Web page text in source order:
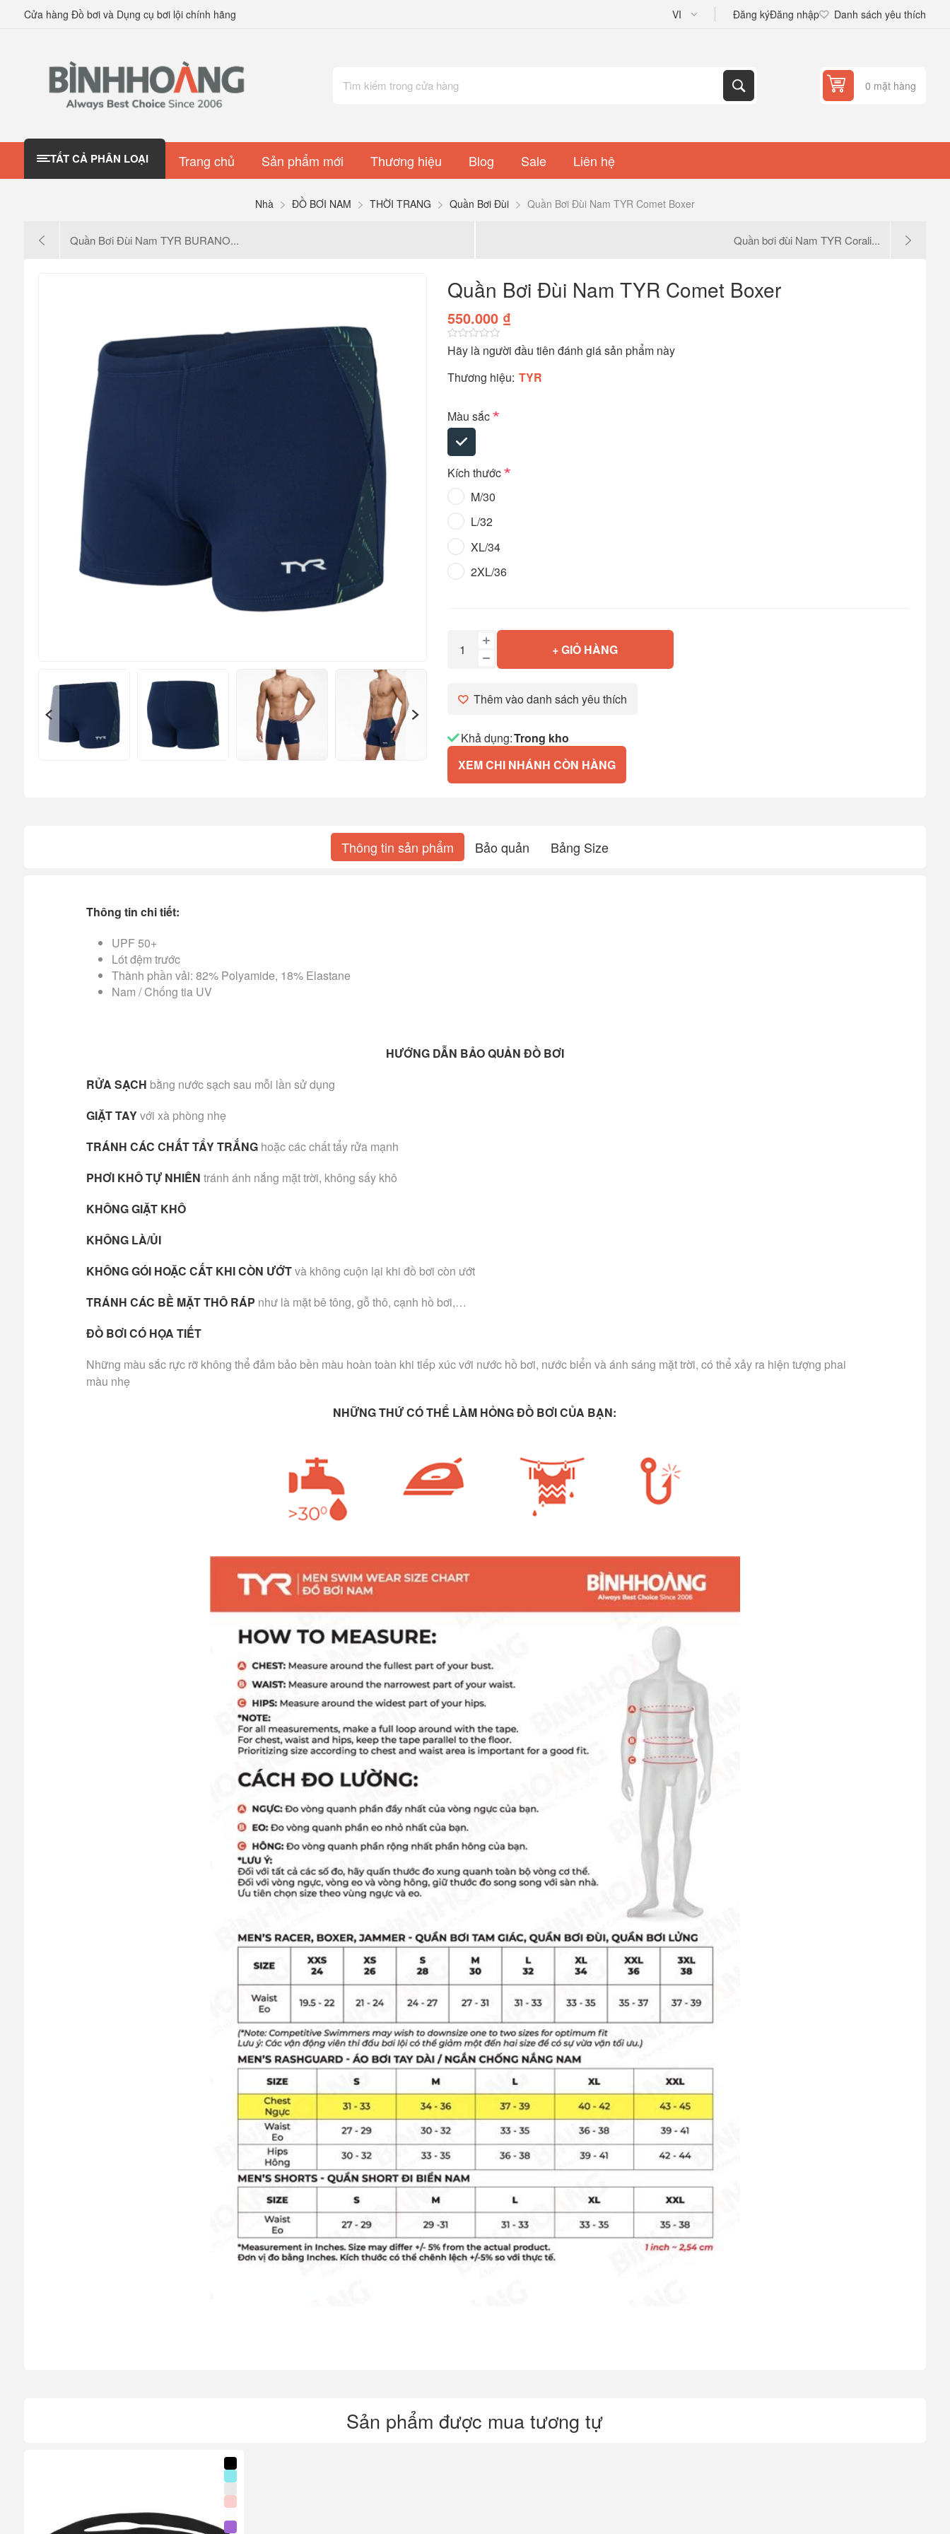
Cửa hàng Đồ bơi và Dụng cụ bơi lội chính hãng Đăng kýĐăng nhập Danh sách yêu thích
0 mặt hàng
TẤT CẢ PHÂN LOẠI Trang chủ Sản phẩm mới Thương hiệu Blog Sale Liên hệ
Nhà ĐỒ BƠI NAM THỜI TRANG Quần Bơi Đùi Quần Bơi Đùi Nam TYR Comet Boxer
Quần Bơi Đùi Nam TYR BURANO... Quần bơi đùi Nam TYR Corali...
Quần Bơi Đùi Nam TYR Comet Boxer
550.000 ₫
Hãy là người đầu tiên đánh giá sản phẩm này
Thương hiệu: TYR
Màu sắc*
Kích thước*
M/30
L/32
XL/34
2XL/36
+ GIỎ HÀNG
Thêm vào danh sách yêu thích
Khả dụng:Trong kho
XEM CHI NHÁNH CÒN HÀNG
Thông tin sản phẩm Bảo quản Bảng Size
Thông tin chi tiết:
UPF 50+
Lót đệm trước
Thành phần vải: 82% Polyamide, 18% Elastane
Nam / Chống tia UV
HƯỚNG DẪN BẢO QUẢN ĐỒ BƠI
RỬA SẠCH bằng nước sạch sau mỗi lần sử dụng
GIẶT TAYvới xà phòng nhẹ
TRÁNH CÁC CHẤT TẨY TRẮNGhoặc các chất tẩy rửa mạnh
PHƠI KHÔ TỰ NHIÊN tránh ánh nắng mặt trời, không sấy khô
KHÔNG GIẶT KHÔ
KHÔNG LÀ/ỦI
KHÔNG GÓI HOẶC CẤT KHI CÒN ƯỚTvà không cuộn lại khi đồ bơi còn ướt
TRÁNH CÁC BỀ MẶT THÔ RÁP như là mặt bê tông, gỗ thô, cạnh hồ bơi,…
ĐỒ BƠI CÓ HỌA TIẾT
Những màu sắc rực rỡ không thể đảm bảo bền màu hoàn toàn khi tiếp xúc với nước hồ bơi, nước biển và ánh sáng mặt trời, có thể xảy ra hiện tượng phai
màu nhẹ
NHỮNG THỨ CÓ THỂ LÀM HỎNG ĐỒ BƠI CỦA BẠN:
Sản phẩm được mua tương tự